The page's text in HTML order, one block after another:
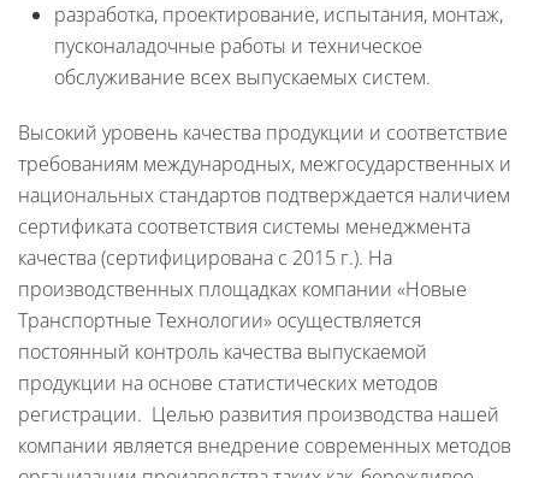
разработка, проектирование, испытания, монтаж,
пусконаладочные работы и техническое
обслуживание всех выпускаемых систем.
Высокий уровень качества продукции и соответствие
требованиям международных, межгосударственных и
национальных стандартов подтверждается наличием
сертификата соответствия системы менеджмента
качества (сертифицирована с 2015 г.). На
производственных площадках компании «Новые
Транспортные Технологии» осуществляется
постоянный контроль качества выпускаемой
продукции на основе статистических методов
регистрации. Целью развития производства нашей
компании является внедрение современных методов